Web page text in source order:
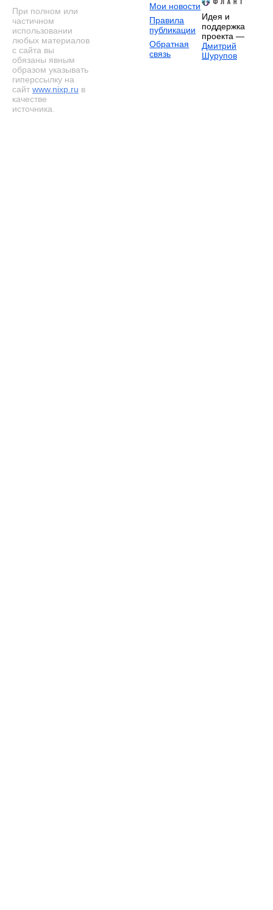
При полном или
частичном
использовании
любых материалов
с сайта вы
обязаны явным
образом указывать
гиперссылку на
сайт www.nixp.ru в
качестве
источника.
Мои новости
Правила
публикации
Обратная
связь
Идея и
поддержка
проекта —
Дмитрий
Шурупов